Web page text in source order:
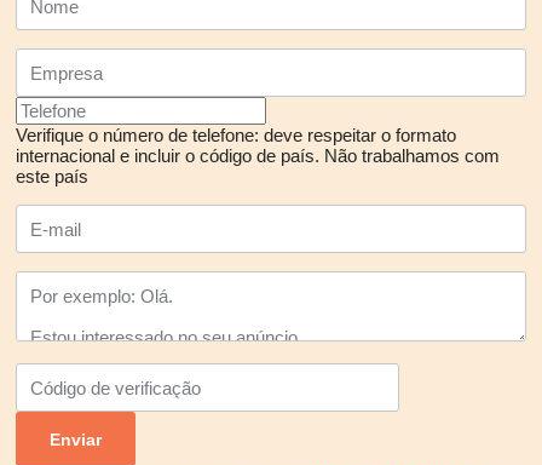
Verifique o número de telefone: deve respeitar o formato
internacional e incluir o código de país. Não trabalhamos com
este país